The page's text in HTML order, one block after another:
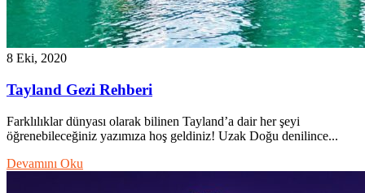
8 Eki, 2020
Tayland Gezi Rehberi
Farklılıklar dünyası olarak bilinen Tayland’a dair her şeyi
öğrenebileceğiniz yazımıza hoş geldiniz! Uzak Doğu denilince...
Devamını Oku